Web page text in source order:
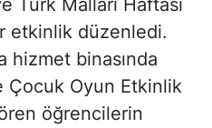
etkinlik düzenledi.
hizmet binasında
Oyun Etkinlik
öğrencilerin